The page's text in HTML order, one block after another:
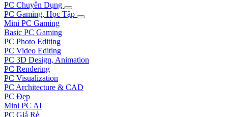
PC Chuyên Dụng
PC Gaming, Học Tập
Mini PC Gaming
Basic PC Gaming
PC Photo Editing
PC Video Editing
PC 3D Design, Animation
PC Rendering
PC Visualization
PC Architecture & CAD
PC Đẹp
Mini PC AI
PC Giá Rẻ